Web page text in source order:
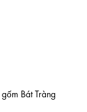
Bát Tràng